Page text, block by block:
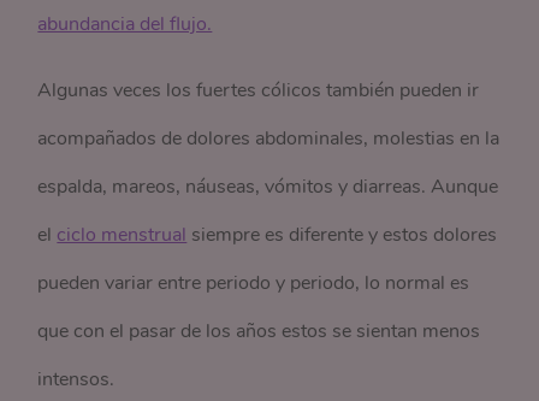
abundancia del flujo.
Algunas veces los fuertes cólicos también pueden ir
acompañados de dolores abdominales, molestias en la
espalda, mareos, náuseas, vómitos y diarreas. Aunque
el ciclo menstrual siempre es diferente y estos dolores
pueden variar entre periodo y periodo, lo normal es
que con el pasar de los años estos se sientan menos
intensos.